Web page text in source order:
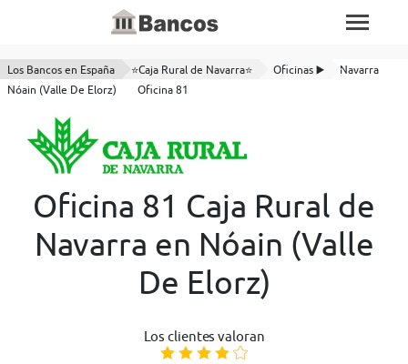
Los Bancos en España ⭐Caja Rural de Navarra⭐ Oficinas ▶️
Navarra
Nóain (Valle De Elorz)
Oficina 81
Oficina 81 Caja Rural de
Navarra en Nóain (Valle
De Elorz)
Los clientes valoran